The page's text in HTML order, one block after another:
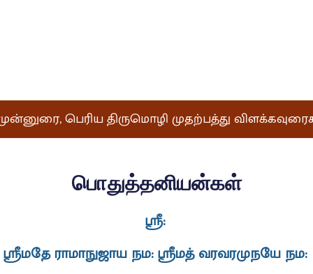
பெரிய திருமொழி முதற்பத்து
பொதுத்தனியன்கள்
ஸ்ரீ:
ஸ்ரீமதே ராமாநுஜாய நம: ஸ்ரீமத் வரவரமுநயே நம: